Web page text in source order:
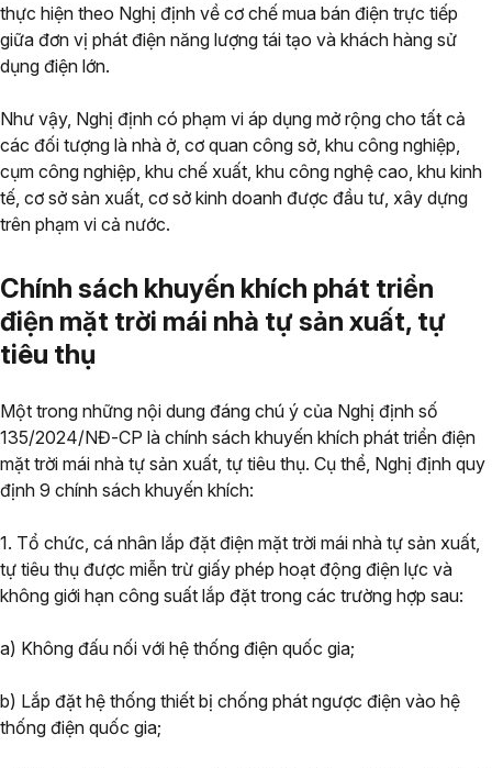
thực hiện theo Nghị định về cơ chế mua bán điện trực tiếp
giữa đơn vị phát điện năng lượng tái tạo và khách hàng sử
dụng điện lớn.
Như vậy, Nghị định có phạm vi áp dụng mở rộng cho tất cả
các đối tượng là nhà ở, cơ quan công sở, khu công nghiệp,
cụm công nghiệp, khu chế xuất, khu công nghệ cao, khu kinh
tế, cơ sở sản xuất, cơ sở kinh doanh được đầu tư, xây dựng
trên phạm vi cả nước.
Chính sách khuyến khích phát triển
điện mặt trời mái nhà tự sản xuất, tự
tiêu thụ
Một trong những nội dung đáng chú ý của Nghị định số
135/2024/NĐ-CP là chính sách khuyến khích phát triển điện
mặt trời mái nhà tự sản xuất, tự tiêu thụ. Cụ thể, Nghị định quy
định 9 chính sách khuyến khích:
1. Tổ chức, cá nhân lắp đặt điện mặt trời mái nhà tự sản xuất,
tự tiêu thụ được miễn trừ giấy phép hoạt động điện lực và
không giới hạn công suất lắp đặt trong các trường hợp sau:
a) Không đấu nối với hệ thống điện quốc gia;
b) Lắp đặt hệ thống thiết bị chống phát ngược điện vào hệ
thống điện quốc gia;